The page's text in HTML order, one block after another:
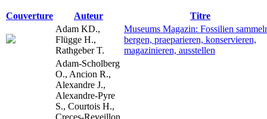
Couverture Auteur
Titre
Adam KD.,
Flügge H.,
Rathgeber T.
Museums Magazin: Fossilien
bergen, praeparieren, konservieren,
magazinieren, ausstellen
Adam-Scholberg
O., Ancion R.,
Alexandre J.,
Alexandre-Pyre
S., Courtois H.,
Creces-Reveillon